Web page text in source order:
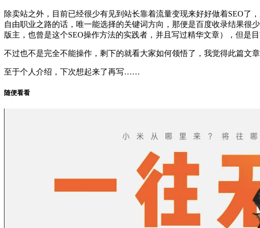
除卖站之外，目前已经很少有见到站长靠着流量变现来好好做着SEO了
自由职业之路的话，唯一能选择的关键词方向，那便是百度收录结果
版主，也曾是这个SEO操作方法的实践者，并且写过精华文章），但是
不过也不是完全不能操作，剩下的就看大家如何领悟了，我觉得此篇文
至于个人介绍，下次想起来了再写……
随便看看